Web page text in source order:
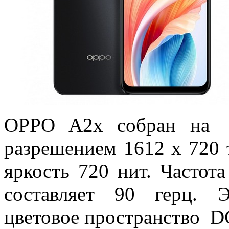
OPPO A2x собран на
разрешением 1612 х
яркость 720 нит.
составляет 90 герц.
цветовое пространство